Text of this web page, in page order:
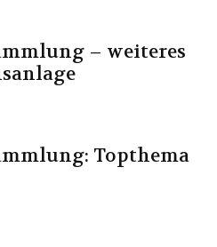
– weiteres
Topthema